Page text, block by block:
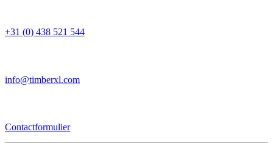
+31 (0) 438 521 544
info@timberxl.com
Contactformulier